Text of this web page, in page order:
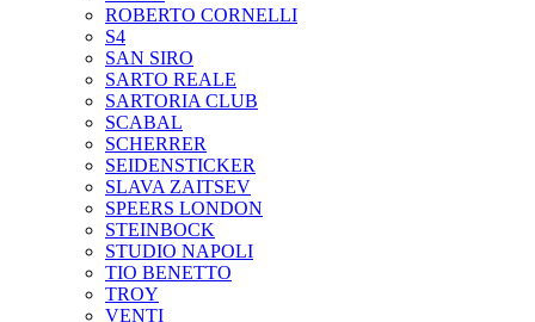
ROBERTO CORNELLI
S4
SAN SIRO
SARTO REALE
SARTORIA CLUB
SCABAL
SCHERRER
SEIDENSTICKER
SLAVA ZAITSEV
SPEERS LONDON
STEINBOCK
STUDIO NAPOLI
TIO BENETTO
TROY
VENTI